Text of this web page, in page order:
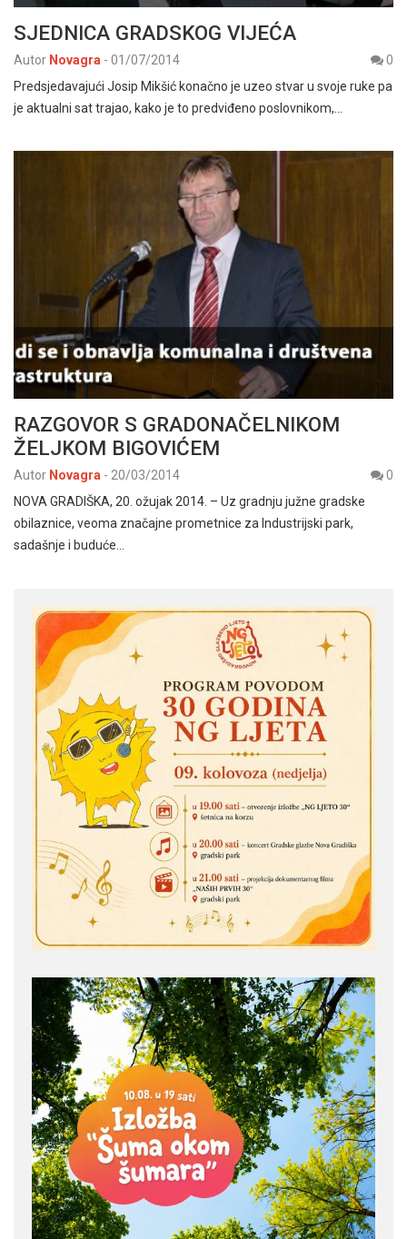
SJEDNICA GRADSKOG VIJEĆA
Autor Novagra - 01/07/2014
0
Predsjedavajući Josip Mikšić konačno je uzeo stvar u svoje ruke pa
je aktualni sat trajao, kako je to predviđeno poslovnikom,…
RAZGOVOR S GRADONAČELNIKOM
ŽELJKOM BIGOVIĆEM
Autor Novagra - 20/03/2014
0
NOVA GRADIŠKA, 20. ožujak 2014. – Uz gradnju južne gradske
obilaznice, veoma značajne prometnice za Industrijski park,
sadašnje i buduće…